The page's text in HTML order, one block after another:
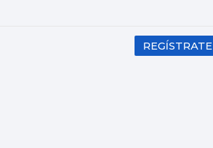
REGÍSTRATE